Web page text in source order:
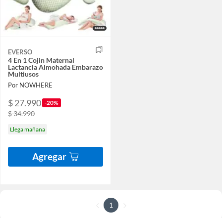
EVERSO
4 En 1 Cojin Maternal
Lactancia Almohada Embarazo
Multiusos
Por NOWHERE
$ 27.990 -20%
$ 34.990
Llega mañana
Agregar
1